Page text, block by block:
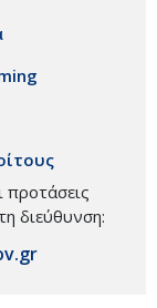
προτάσεις
διεύθυνση: